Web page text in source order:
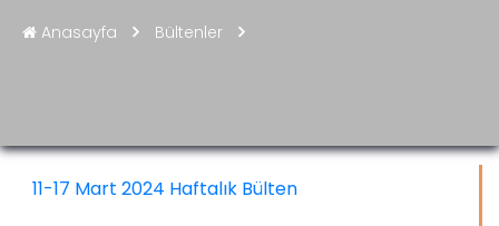
Anasayfa Bültenler
11-17 Mart 2024 Haftalık Bülten